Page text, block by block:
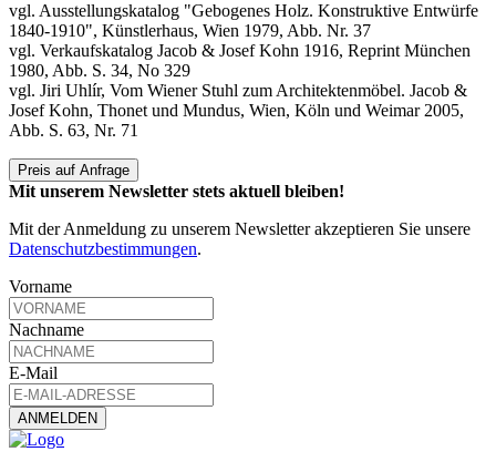
vgl. Ausstellungskatalog "Gebogenes Holz. Konstruktive Entwürfe
1840-1910", Künstlerhaus, Wien 1979, Abb. Nr. 37
vgl. Verkaufskatalog Jacob & Josef Kohn 1916, Reprint München
1980, Abb. S. 34, No 329
vgl. Jiri Uhlír, Vom Wiener Stuhl zum Architektenmöbel. Jacob &
Josef Kohn, Thonet und Mundus, Wien, Köln und Weimar 2005,
Abb. S. 63, Nr. 71
Preis auf Anfrage
Mit unserem Newsletter stets aktuell bleiben!
Mit der Anmeldung zu unserem Newsletter akzeptieren Sie unsere
Datenschutzbestimmungen.
Vorname
Nachname
E-Mail